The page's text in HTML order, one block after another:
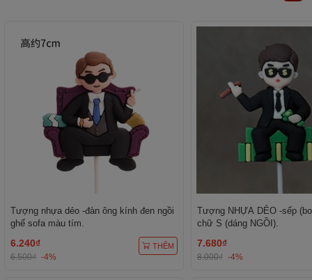
Tượng nhựa dẻo -đàn ông kính đen ngồi
ghế sofa màu tím.
6.240₫
6.500₫ -4%
THÊM
Tượng NHỰA DẺO -sếp
chữ S (dáng NGỒI).
7.680₫
8.000₫ -4%